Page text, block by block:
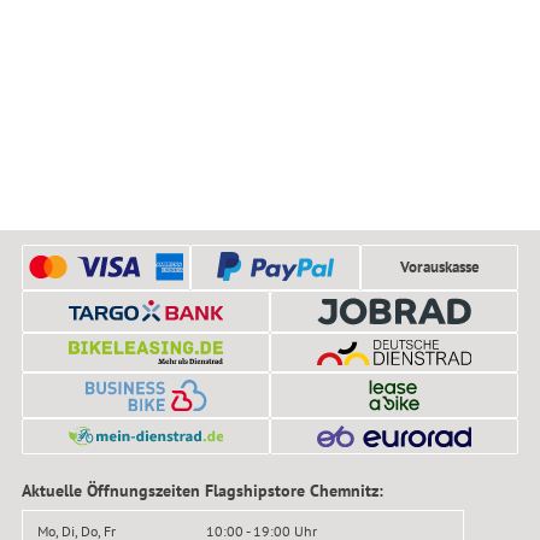
Vorauskasse
Aktuelle Öffnungszeiten Flagshipstore Chemnitz:
Mo, Di, Do, Fr 10:00 - 19:00 Uhr